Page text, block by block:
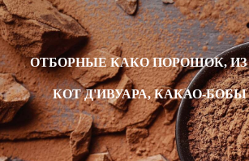
ОТБОРНЫЕ КАКО ПОРОШОК, ИЗ
КОТ Д'ИВУАРА, КАКАО-БОБЫ